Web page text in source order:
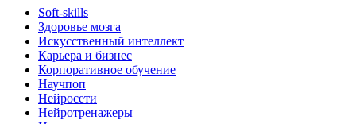
Soft-skills
Здоровье мозга
Искусственный интеллект
Карьера и бизнес
Корпоративное обучение
Научпоп
Нейросети
Нейротренажеры